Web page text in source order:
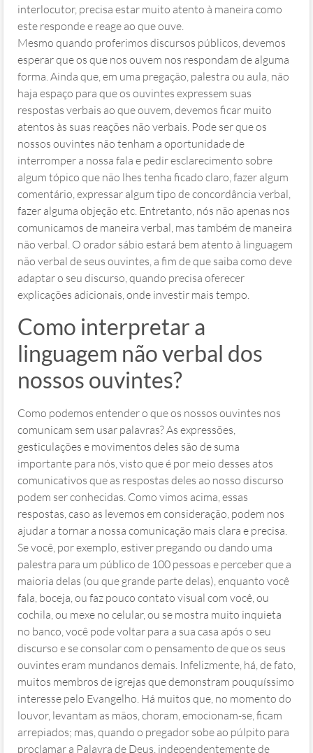
interlocutor, precisa estar muito atento à maneira como
este responde e reage ao que ouve.
Mesmo quando proferimos discursos públicos, devemos
esperar que os que nos ouvem nos respondam de alguma
forma. Ainda que, em uma pregação, palestra ou aula, não
haja espaço para que os ouvintes expressem suas
respostas verbais ao que ouvem, devemos ficar muito
atentos às suas reações não verbais. Pode ser que os
nossos ouvintes não tenham a oportunidade de
interromper a nossa fala e pedir esclarecimento sobre
algum tópico que não lhes tenha ficado claro, fazer algum
comentário, expressar algum tipo de concordância verbal,
fazer alguma objeção etc. Entretanto, nós não apenas nos
comunicamos de maneira verbal, mas também de maneira
não verbal. O orador sábio estará bem atento à linguagem
não verbal de seus ouvintes, a fim de que saiba como deve
adaptar o seu discurso, quando precisa oferecer
explicações adicionais, onde investir mais tempo.
Como interpretar a
linguagem não verbal dos
nossos ouvintes?
Como podemos entender o que os nossos ouvintes nos
comunicam sem usar palavras? As expressões,
gesticulações e movimentos deles são de suma
importante para nós, visto que é por meio desses atos
comunicativos que as respostas deles ao nosso discurso
podem ser conhecidas. Como vimos acima, essas
respostas, caso as levemos em consideração, podem nos
ajudar a tornar a nossa comunicação mais clara e precisa.
Se você, por exemplo, estiver pregando ou dando uma
palestra para um público de 100 pessoas e perceber que a
maioria delas (ou que grande parte delas), enquanto você
fala, boceja, ou faz pouco contato visual com você, ou
cochila, ou mexe no celular, ou se mostra muito inquieta
no banco, você pode voltar para a sua casa após o seu
discurso e se consolar com o pensamento de que os seus
ouvintes eram mundanos demais. Infelizmente, há, de fato,
muitos membros de igrejas que demonstram pouquíssimo
interesse pelo Evangelho. Há muitos que, no momento do
louvor, levantam as mãos, choram, emocionam-se, ficam
arrepiados; mas, quando o pregador sobe ao púlpito para
proclamar a Palavra de Deus, independentemente de